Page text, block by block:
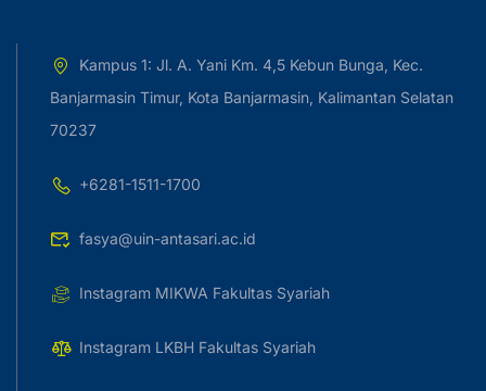
Kampus 1: Jl. A. Yani Km. 4,5 Kebun Bunga, Kec.
Banjarmasin Timur, Kota Banjarmasin, Kalimantan Selatan
70237
+6281-1511-1700
fasya@uin-antasari.ac.id
Instagram MIKWA Fakultas Syariah
Instagram LKBH Fakultas Syariah